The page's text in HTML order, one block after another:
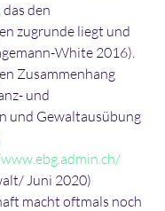
den
zugrunde liegt und
White 2016).
Zusammenhang
und
und Gewaltausübung
Juni 2020)
macht oftmals noch